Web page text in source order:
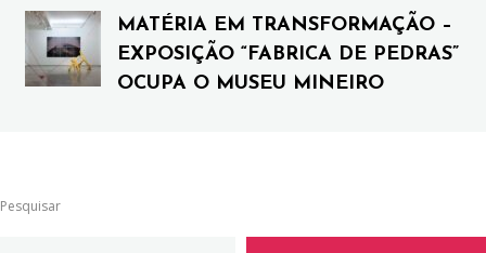
MATÉRIA EM TRANSFORMAÇÃO –
EXPOSIÇÃO “FABRICA DE PEDRAS”
OCUPA O MUSEU MINEIRO
Pesquisar